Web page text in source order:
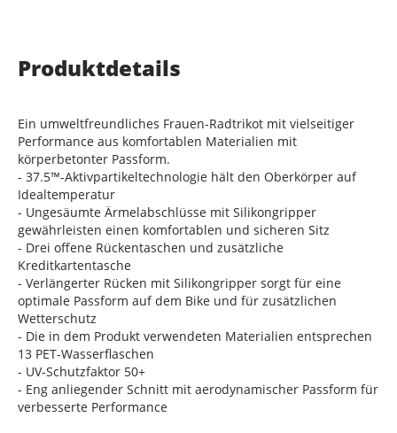
Produktdetails
Ein umweltfreundliches Frauen-Radtrikot mit vielseitiger
Performance aus komfortablen Materialien mit
körperbetonter Passform.
- 37.5™-Aktivpartikeltechnologie hält den Oberkörper auf
Idealtemperatur
- Ungesäumte Ärmelabschlüsse mit Silikongripper
gewährleisten einen komfortablen und sicheren Sitz
- Drei offene Rückentaschen und zusätzliche
Kreditkartentasche
- Verlängerter Rücken mit Silikongripper sorgt für eine
optimale Passform auf dem Bike und für zusätzlichen
Wetterschutz
- Die in dem Produkt verwendeten Materialien entsprechen
13 PET-Wasserflaschen
- UV-Schutzfaktor 50+
- Eng anliegender Schnitt mit aerodynamischer Passform für
verbesserte Performance